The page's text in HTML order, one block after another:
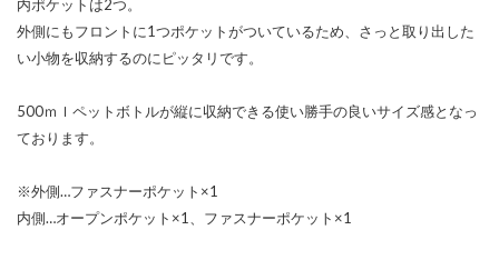
内ポケットは2つ。
外側にもフロントに1つポケットがついているため、さっと取り出した
い小物を収納するのにピッタリです。
500ｍｌペットボトルが縦に収納できる使い勝手の良いサイズ感となっ
ております。
※外側…ファスナーポケット×1
内側…オープンポケット×1、ファスナーポケット×1